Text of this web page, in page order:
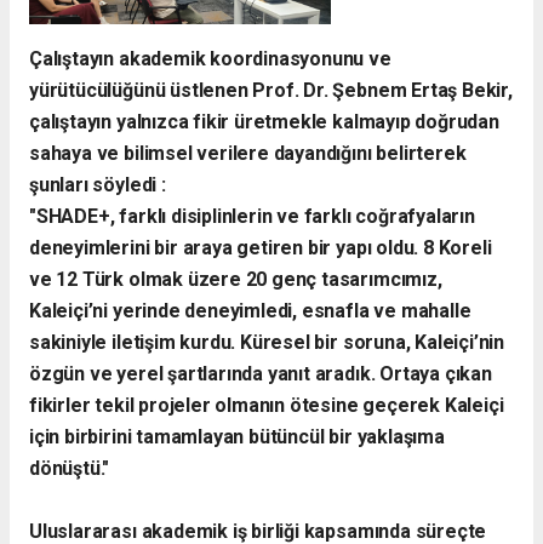
​Çalıştayın akademik koordinasyonunu ve
yürütücülüğünü üstlenen Prof. Dr. Şebnem Ertaş Bekir,
çalıştayın yalnızca fikir üretmekle kalmayıp doğrudan
sahaya ve bilimsel verilere dayandığını belirterek
şunları söyledi :
​"SHADE+, farklı disiplinlerin ve farklı coğrafyaların
deneyimlerini bir araya getiren bir yapı oldu. 8 Koreli
ve 12 Türk olmak üzere 20 genç tasarımcımız,
Kaleiçi’ni yerinde deneyimledi, esnafla ve mahalle
sakiniyle iletişim kurdu. Küresel bir soruna, Kaleiçi’nin
özgün ve yerel şartlarında yanıt aradık. Ortaya çıkan
fikirler tekil projeler olmanın ötesine geçerek Kaleiçi
için birbirini tamamlayan bütüncül bir yaklaşıma
dönüştü."
​Uluslararası akademik iş birliği kapsamında süreçte